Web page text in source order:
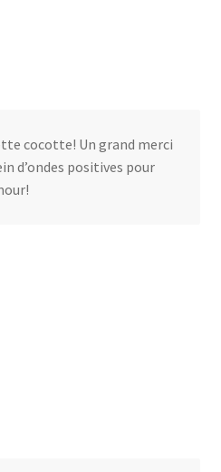
cocotte! Un grand merci
d’ondes positives pour